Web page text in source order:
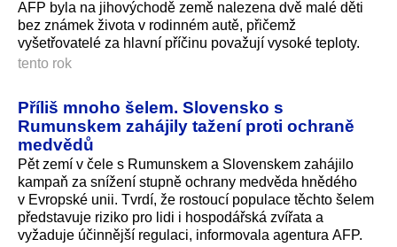
AFP byla na jihovýchodě země nalezena dvě malé děti
bez známek života v rodinném autě, přičemž
vyšetřovatelé za hlavní příčinu považují vysoké teploty.
tento rok
Příliš mnoho šelem. Slovensko s
Rumunskem zahájily tažení proti ochraně
medvědů
Pět zemí v čele s Rumunskem a Slovenskem zahájilo
kampaň za snížení stupně ochrany medvěda hnědého
v Evropské unii. Tvrdí, že rostoucí populace těchto šelem
představuje riziko pro lidi i hospodářská zvířata a
vyžaduje účinnější regulaci, informovala agentura AFP.